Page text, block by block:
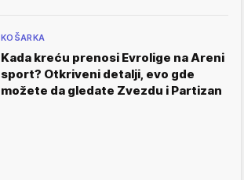
KOŠARKA
Kada kreću prenosi Evrolige na Areni
sport? Otkriveni detalji, evo gde
možete da gledate Zvezdu i Partizan